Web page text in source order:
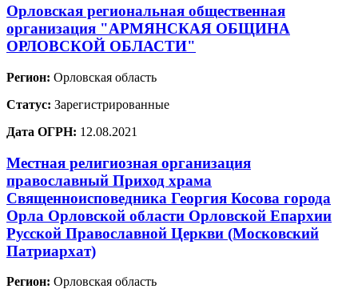
Орловская региональная общественная
организация "АРМЯНСКАЯ ОБЩИНА
ОРЛОВСКОЙ ОБЛАСТИ"
Регион: Орловская область
Статус: Зарегистрированные
Дата ОГРН: 12.08.2021
Местная религиозная организация
православный Приход храма
Священноисповедника Георгия Косова города
Орла Орловской области Орловской Епархии
Русской Православной Церкви (Московский
Патриархат)
Регион: Орловская область